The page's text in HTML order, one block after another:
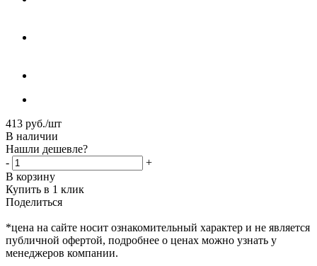
413 руб./шт
В наличии
Нашли дешевле?
-
+
В корзину
Купить в 1 клик
Поделиться
*цена на сайте носит ознакомительный характер и не является
публичной офертой, подробнее о ценах можно узнать у
менеджеров компании.